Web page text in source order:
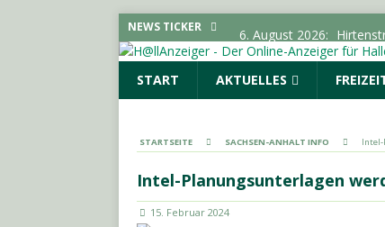
NEWS TICKER 6. August 2026:
gesperrt
LOKALE
6. August 2026:
6. August 2026:
START AKTUELLES
STARTSEITE SACHSEN-ANHALT INFO
Intel-Planungsunterlagen
15. Februar 2024